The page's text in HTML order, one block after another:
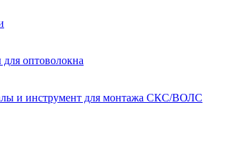
оптоволокна
и инструмент для монтажа СКС/ВОЛС